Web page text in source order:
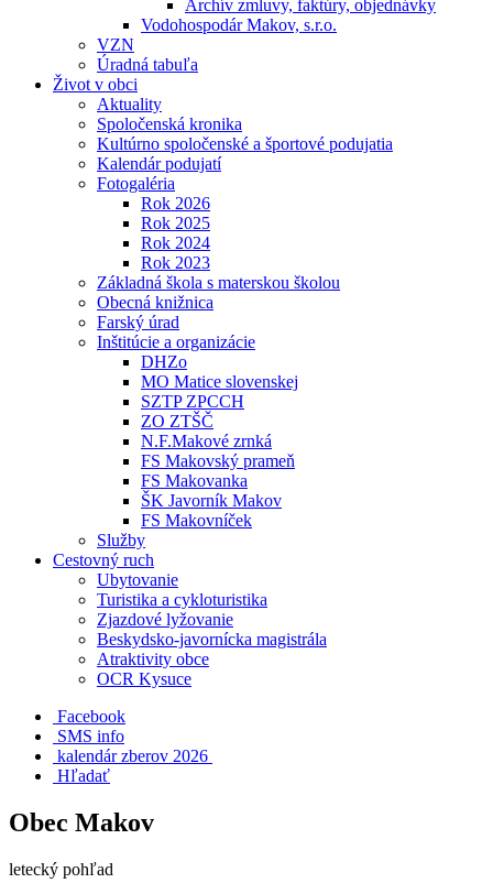
Archív zmluvy, faktúry, objednávky
Vodohospodár Makov, s.r.o.
VZN
Úradná tabuľa
Život v obci
Aktuality
Spoločenská kronika
Kultúrno spoločenské a športové podujatia
Kalendár podujatí
Fotogaléria
Rok 2026
Rok 2025
Rok 2024
Rok 2023
Základná škola s materskou školou
Obecná knižnica
Farský úrad
Inštitúcie a organizácie
DHZo
MO Matice slovenskej
SZTP ZPCCH
ZO ZTŠČ
N.F.Makové zrnká
FS Makovský prameň
FS Makovanka
ŠK Javorník Makov
FS Makovníček
Služby
Cestovný ruch
Ubytovanie
Turistika a cykloturistika
Zjazdové lyžovanie
Beskydsko-javornícka magistrála
Atraktivity obce
OCR Kysuce
Facebook
SMS info
​ kalendár zberov 2026
Hľadať
Obec Makov
letecký pohľad